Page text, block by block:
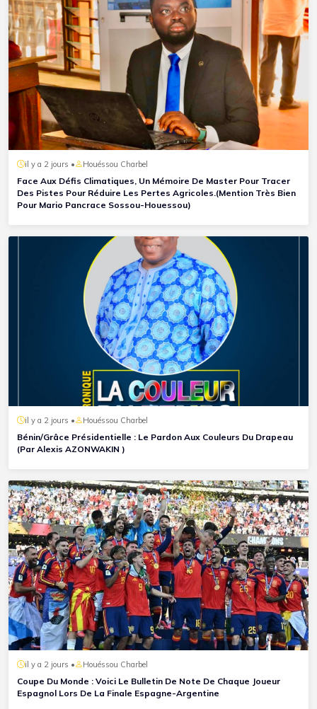
il y a 2 jours • Houéssou Charbel
Face Aux Défis Climatiques, Un Mémoire De Master Pour Tracer
Des Pistes Pour Réduire Les Pertes Agricoles.(Mention Très Bien
Pour Mario Pancrace Sossou-Houessou)
il y a 2 jours • Houéssou Charbel
Bénin/Grâce Présidentielle : Le Pardon Aux Couleurs Du Drapeau
(Par Alexis AZONWAKIN )
il y a 2 jours • Houéssou Charbel
Coupe Du Monde : Voici Le Bulletin De Note De Chaque Joueur
Espagnol Lors De La Finale Espagne-Argentine